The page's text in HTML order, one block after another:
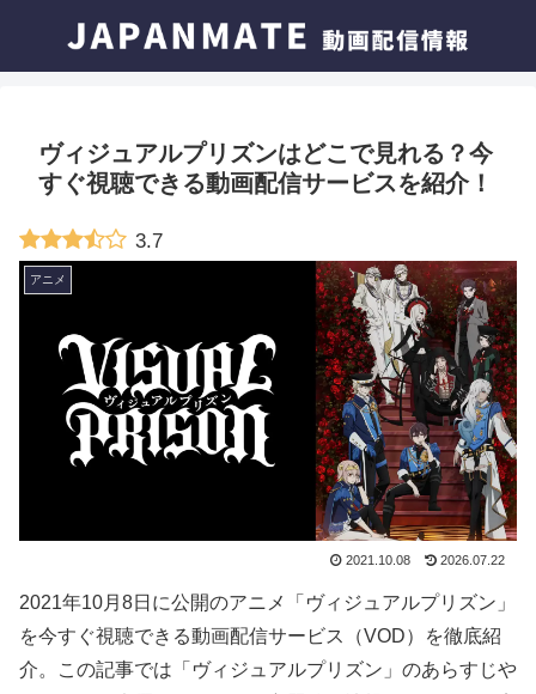
ヴィジュアルプリズンはどこで見れる？今
すぐ視聴できる動画配信サービスを紹介！
3.7
アニメ
2021.10.08 2026.07.22
2021年10月8日に公開のアニメ「ヴィジュアルプリズン」
を今すぐ視聴できる動画配信サービス（VOD）を徹底紹
介。この記事では「ヴィジュアルプリズン」のあらすじや